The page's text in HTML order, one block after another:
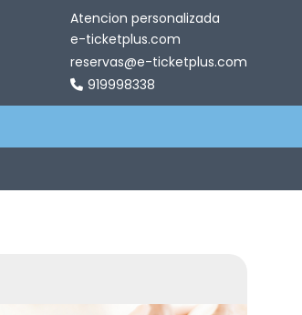
Atencion personalizada
e-ticketplus.com
reservas@e-ticketplus.com
919998338